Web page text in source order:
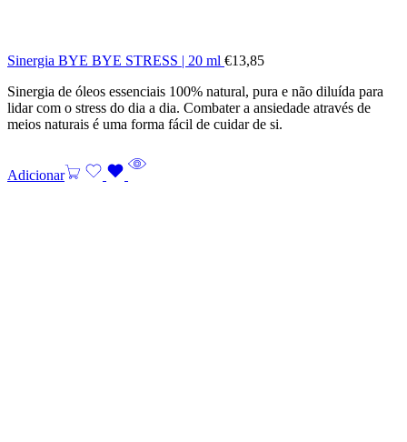
Sinergia BYE BYE STRESS | 20 ml €13,85
Sinergia de óleos essenciais 100% natural, pura e não diluída para
lidar com o stress do dia a dia. Combater a ansiedade através de
meios naturais é uma forma fácil de cuidar de si.
Adicionar